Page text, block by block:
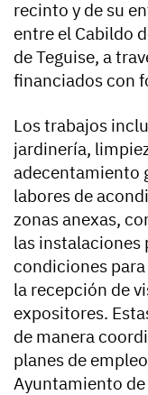
recinto y de su
entre el Cabildo
de Teguise, a
financiados con
Los trabajos
jardinería,
adecentamiento
labores de
zonas anexas,
las instalaciones
condiciones
la recepción de
expositores.
de manera
planes de
Ayuntamiento de